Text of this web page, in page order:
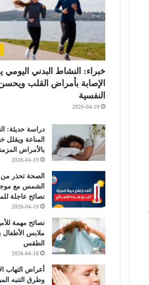
خبراء: النشاط البدني
الإصابة بأمراض القلب
النفسية
2026-04-19
دراسة حديثة:
المناعة ويقلل
بالأمراض
2026-04-19
الصحة تحذر
الشمس مع
نصائح عاجلة
2026-04-19
نصائح مهمة
ملابس الأطفال
الطقس
2026-04-18
أعراض التهاب
وطرق التنبه